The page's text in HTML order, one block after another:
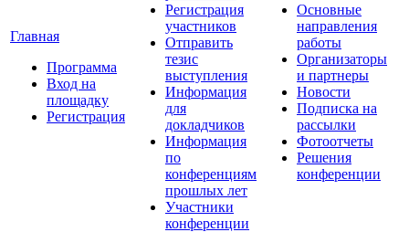
Главная
Программа
Вход на
площадку
Регистрация
Регистрация
участников
Отправить
тезис
выступления
Информация
для
докладчиков
Информация
по
конференциям
прошлых лет
Участники
конференции
Основные
направления
работы
Организаторы
и партнеры
Новости
Подписка на
рассылки
Фотоотчеты
Решения
конференции